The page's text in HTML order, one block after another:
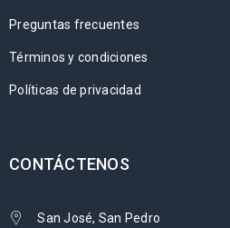
Preguntas frecuentes
Términos y condiciones
Políticas de privacidad
CONTÁCTENOS
San José, San Pedro